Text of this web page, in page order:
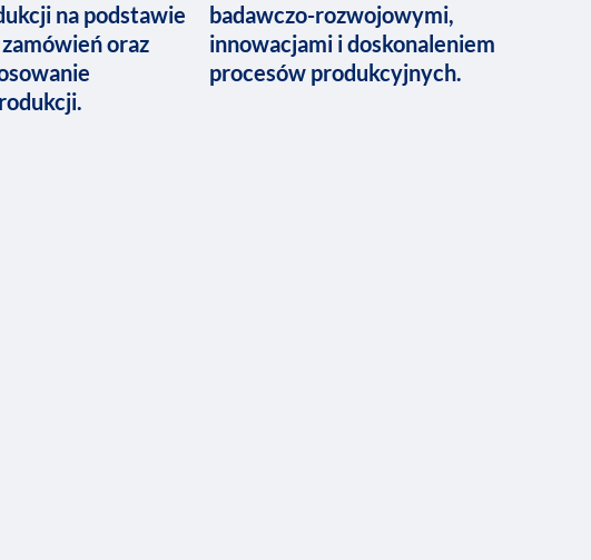
na podstawie
oraz
badawczo-rozwojowymi,
innowacjami i doskonaleniem
procesów produkcyjnych.